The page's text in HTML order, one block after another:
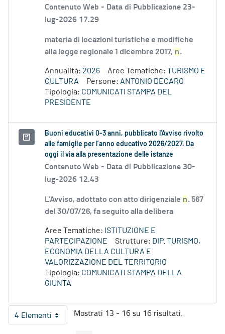
Contenuto Web - Data di Pubblicazione 23-
lug-2026 17.29
materia di locazioni turistiche e modifiche
alla legge regionale 1 dicembre 2017, n.
Annualità: 2026 Aree Tematiche: TURISMO E
CULTURA
Persone: ANTONIO DECARO
Tipologia: COMUNICATI STAMPA DEL
PRESIDENTE
Buoni educativi 0-3 anni, pubblicato l'Avviso rivolto
alle famiglie per l’anno educativo 2026/2027. Da
oggi il via alla presentazione delle istanze
Contenuto Web - Data di Pubblicazione 30-
lug-2026 12.43
L’Avviso, adottato con atto dirigenziale n. 567
del 30/07/26, fa seguito alla delibera
Aree Tematiche: ISTITUZIONE E
PARTECIPAZIONE
Strutture: DIP. TURISMO,
ECONOMIA DELLA CULTURA E
VALORIZZAZIONE DEL TERRITORIO
Tipologia: COMUNICATI STAMPA DELLA
GIUNTA
4 ElementiPer pagina
Mostrati 13 - 16 su 16 risultati.